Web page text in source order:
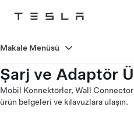
Tesla
Şarj ve Adaptör
Mobil Konnektörler, Wall
ürün belgeleri ve kılavuzlara ulaşın.
Makale Menüsü